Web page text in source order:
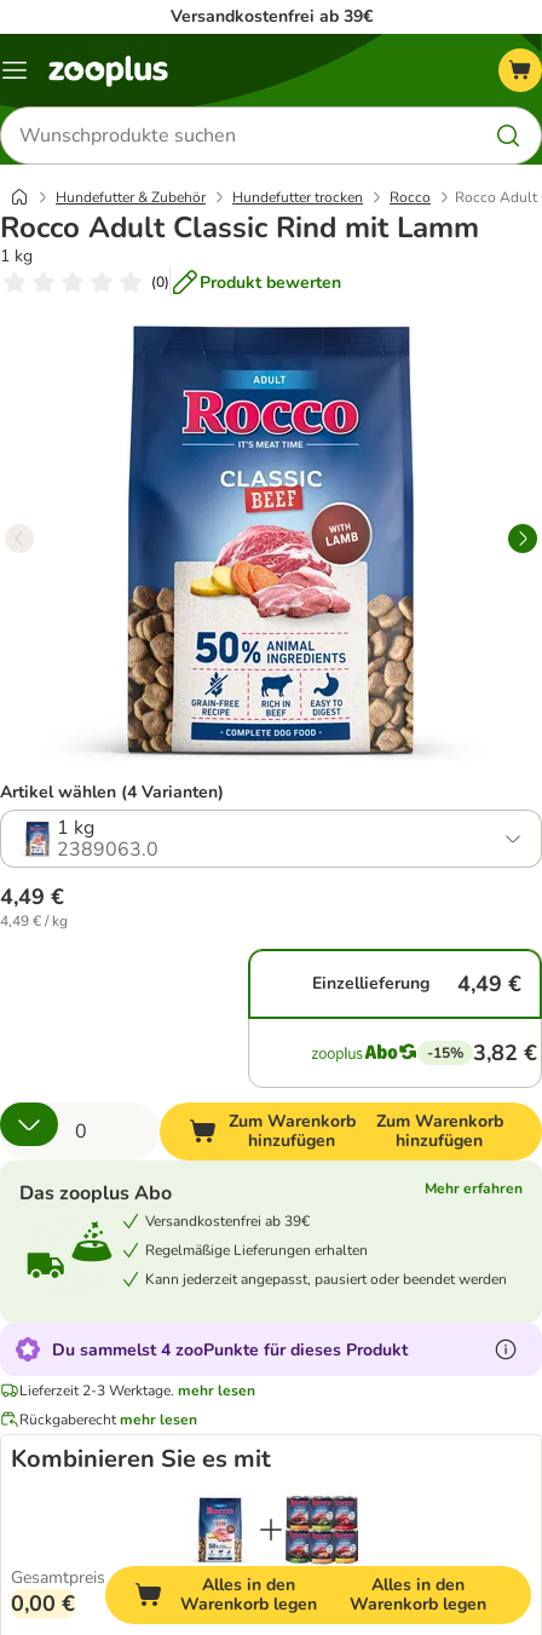
Versandkostenfrei ab 39€
Menü
Produkte
suchen
Hundefutter & Zubehör Hundefutter trocken Rocco Rocco Adult
Rocco Adult Classic Rind mit Lamm
1 kg
(0) Produkt bewerten
Artikel wählen (4 Varianten)
1 kg
2389063.0
4,49 €
4,49 € / kg
Einzellieferung 4,49 €
-15% 3,82 €
Zum Warenkorb
hinzufügen
Zum Warenkorb
hinzufügen
Das zooplus Abo
Mehr erfahren
Versandkostenfrei ab 39€
Regelmäßige Lieferungen erhalten
Kann jederzeit angepasst, pausiert oder beendet werden
Du sammelst 4 zooPunkte für dieses Produkt
Lieferzeit 2-3 Werktage. mehr lesen
Rückgaberechtmehr lesen
Kombinieren Sie es mit
Gesamtpreis
0,00 €
Alles in den
Warenkorb legen
Alles in den
Warenkorb legen